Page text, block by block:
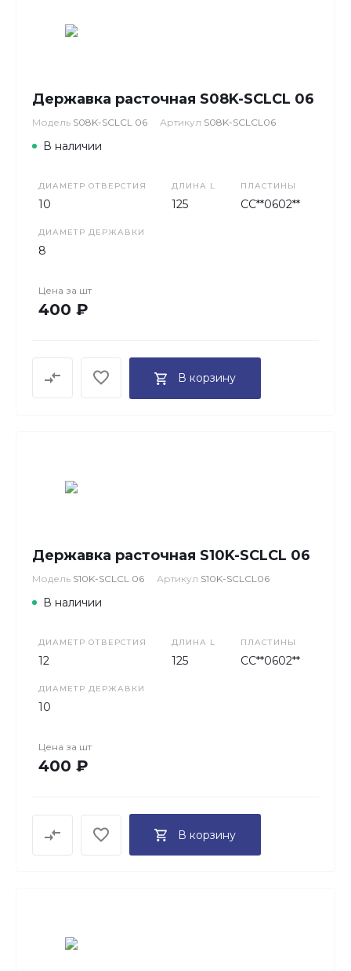
Державка расточная S08K-SCLCL 06
Модель S08K-SCLCL 06 Артикул S08K-SCLCL06
В наличии
ДИАМЕТР ОТВЕРСТИЯ
10
ДЛИНА L
125
ПЛАСТИНЫ
CC**0602**
ДИАМЕТР ДЕРЖАВКИ
8
Цена за шт
400 ₽
В корзину
Державка расточная S10K-SCLCL 06
Модель S10K-SCLCL 06 Артикул S10K-SCLCL06
В наличии
ДИАМЕТР ОТВЕРСТИЯ
12
ДЛИНА L
125
ПЛАСТИНЫ
CC**0602**
ДИАМЕТР ДЕРЖАВКИ
10
Цена за шт
400 ₽
В корзину